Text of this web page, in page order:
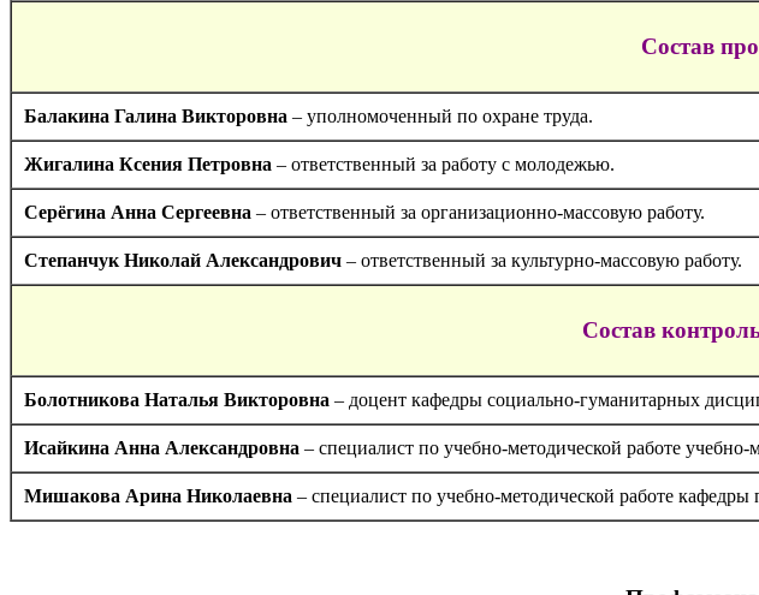
Состав
Балакина Галина Викторовна – уполномоченный по охране труда.
Жигалина Ксения Петровна – ответственный за работу с молодежью.
Серёгина Анна Сергеевна – ответственный за организационно-массовую работу.
Степанчук Николай Александрович – ответственный за культурно-массовую работу.
Состав
Болотникова Наталья Викторовна – доцент кафедры социально-гуманитарных
Исайкина Анна Александровна – специалист по учебно-методической работе учебно-
Мишакова Арина Николаевна – специалист по учебно-методической работе кафедры